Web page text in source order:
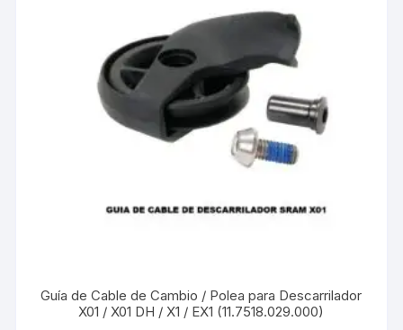
Guía de Cable de Cambio / Polea para Descarrilador
X01 / X01 DH / X1 / EX1 (11.7518.029.000)